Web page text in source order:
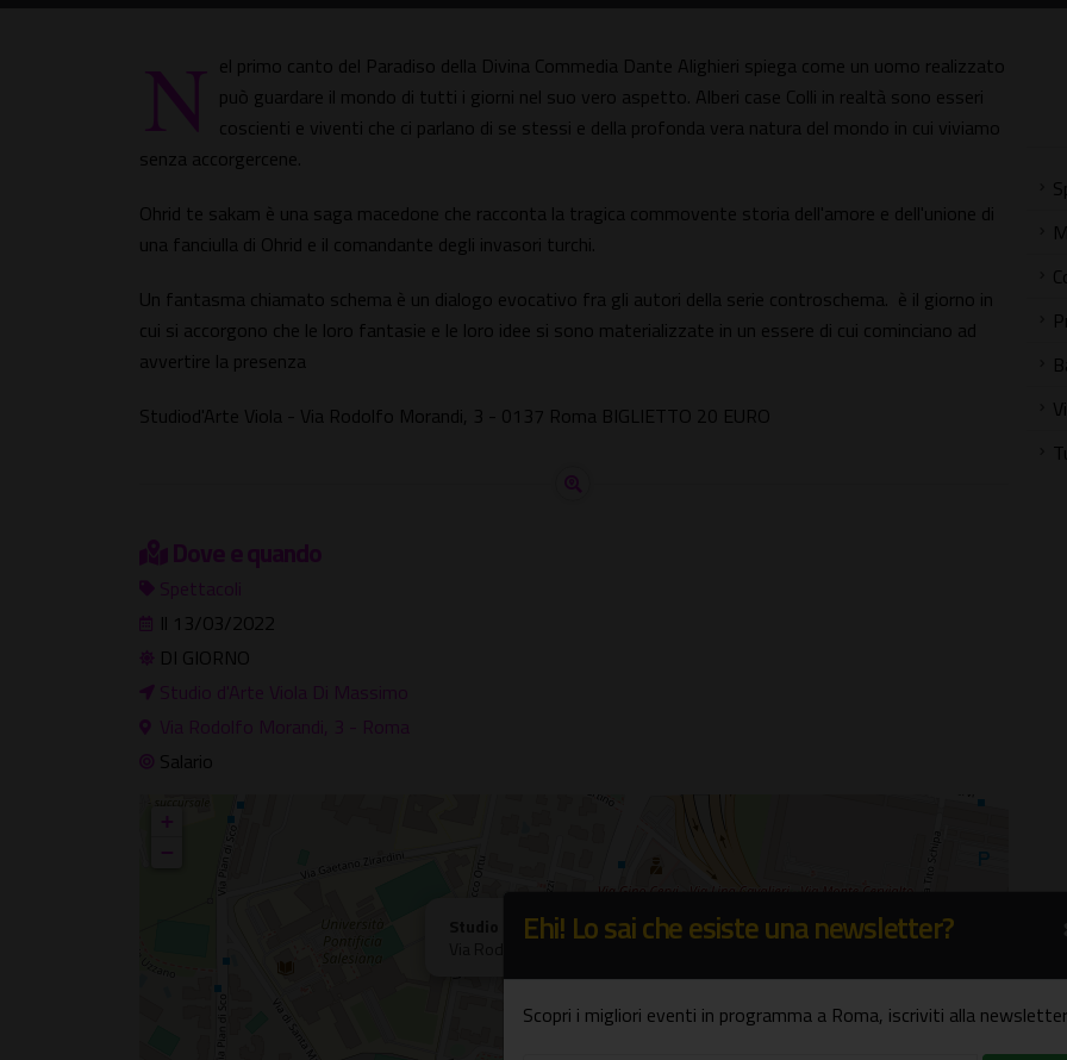
N el primo canto del Paradiso della Divina Commedia Dante Alighieri spiega come un uomo realizzato
può guardare il mondo di tutti i giorni nel suo vero aspetto. Alberi case Colli in realtà sono esseri
coscienti e viventi che ci parlano di se stessi e della profonda vera natura del mondo in cui viviamo
senza accorgercene.
Ohrid te sakam è una saga macedone che racconta la tragica commovente storia dell'amore e dell'unione di
una fanciulla di Ohrid e il comandante degli invasori turchi.
Un fantasma chiamato schema è un dialogo evocativo fra gli autori della serie controschema. è il giorno in
cui si accorgono che le loro fantasie e le loro idee si sono materializzate in un essere di cui cominciano ad
avvertire la presenza
Studiod'Arte Viola - Via Rodolfo Morandi, 3 - 0137 Roma BIGLIETTO 20 EURO
Dove e quando
Spettacoli
Il 13/03/2022
DI GIORNO
Studio d'Arte Viola Di Massimo
Via Rodolfo Morandi, 3 - Roma
Salario
Studio d'Arte Viola Di Massimo
+
−
Ehi! Lo sai che esiste una newsletter?
Scopri i migliori eventi in programma a Roma, iscriviti alla